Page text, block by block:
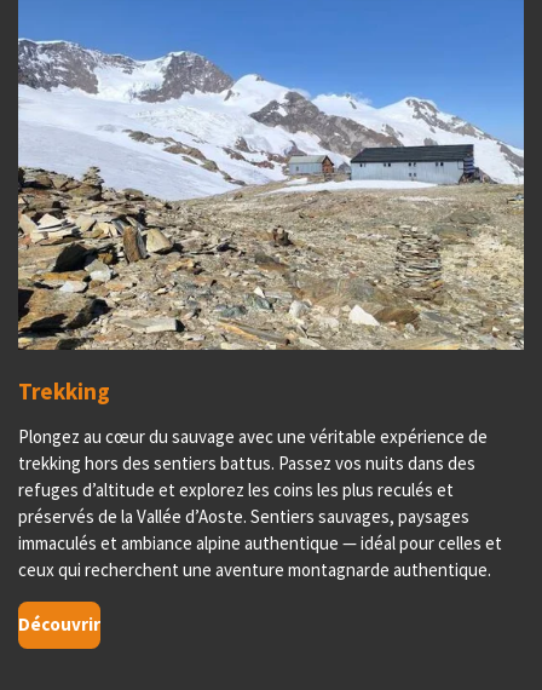
Trekking
Plongez au cœur du sauvage avec une véritable expérience de
trekking hors des sentiers battus. Passez vos nuits dans des
refuges d’altitude et explorez les coins les plus reculés et
préservés de la Vallée d’Aoste. Sentiers sauvages, paysages
immaculés et ambiance alpine authentique — idéal pour celles et
ceux qui recherchent une aventure montagnarde authentique.
Découvrir